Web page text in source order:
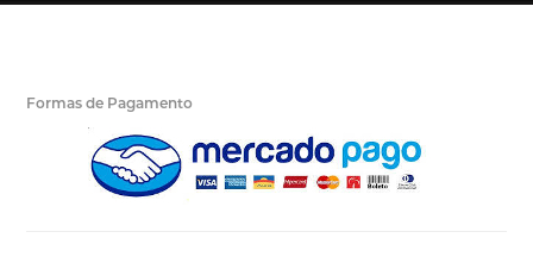
Formas de Pagamento